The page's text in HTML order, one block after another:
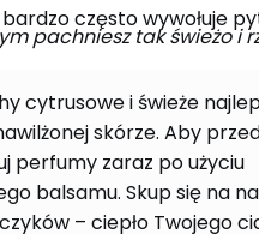
często wywołuje
pachniesz tak świeżo i
cytrusowe i świeże
skórze. Aby
perfumy zaraz po użyciu
balsamu. Skup się na
– ciepło Twojego